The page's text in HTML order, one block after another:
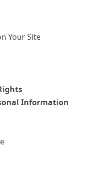
Your Site
Information